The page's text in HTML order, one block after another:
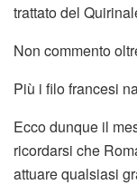
trattato del
Non commento
Più i filo francesi
Ecco dunque il
ricordarsi che
attuare qualsiasi